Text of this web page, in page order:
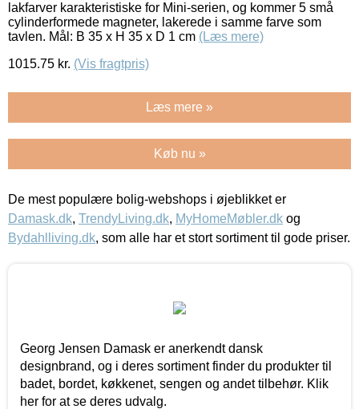
lakfarver karakteristiske for Mini-serien, og kommer 5 små
cylinderformede magneter, lakerede i samme farve som
tavlen. Mål: B 35 x H 35 x D 1 cm (Læs mere)
1015.75 kr. (Vis fragtpris)
Læs mere »
Køb nu »
De mest populære bolig-webshops i øjeblikket er
Damask.dk, TrendyLiving.dk, MyHomeMøbler.dk og
Bydahlliving.dk, som alle har et stort sortiment til gode priser.
Georg Jensen Damask er anerkendt dansk
designbrand, og i deres sortiment finder du produkter til
badet, bordet, køkkenet, sengen og andet tilbehør. Klik
her for at se deres udvalg.